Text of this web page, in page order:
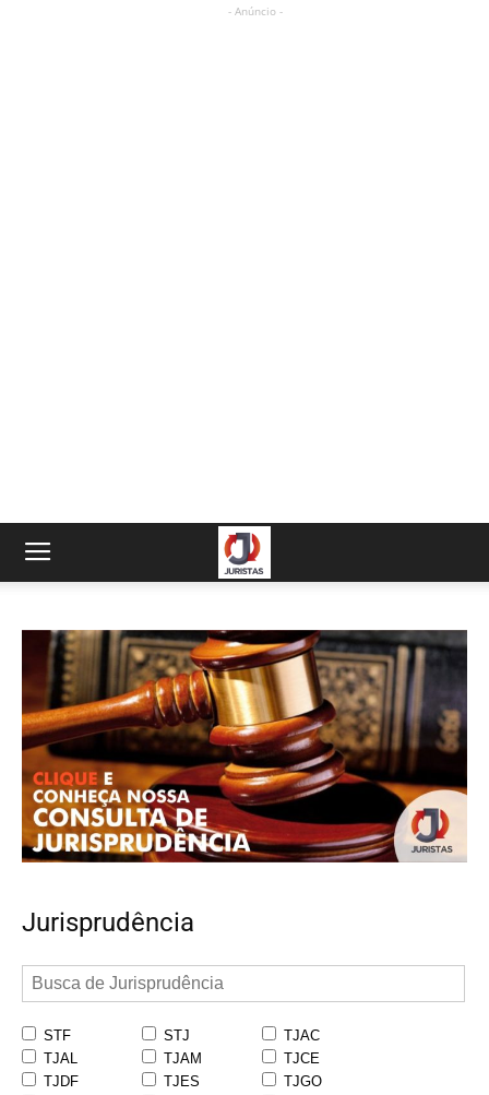
- Anúncio -
Jurisprudência
STF STJ
TJAC
TJAL
TJAM
TJCE
TJDF
TJES
TJGO